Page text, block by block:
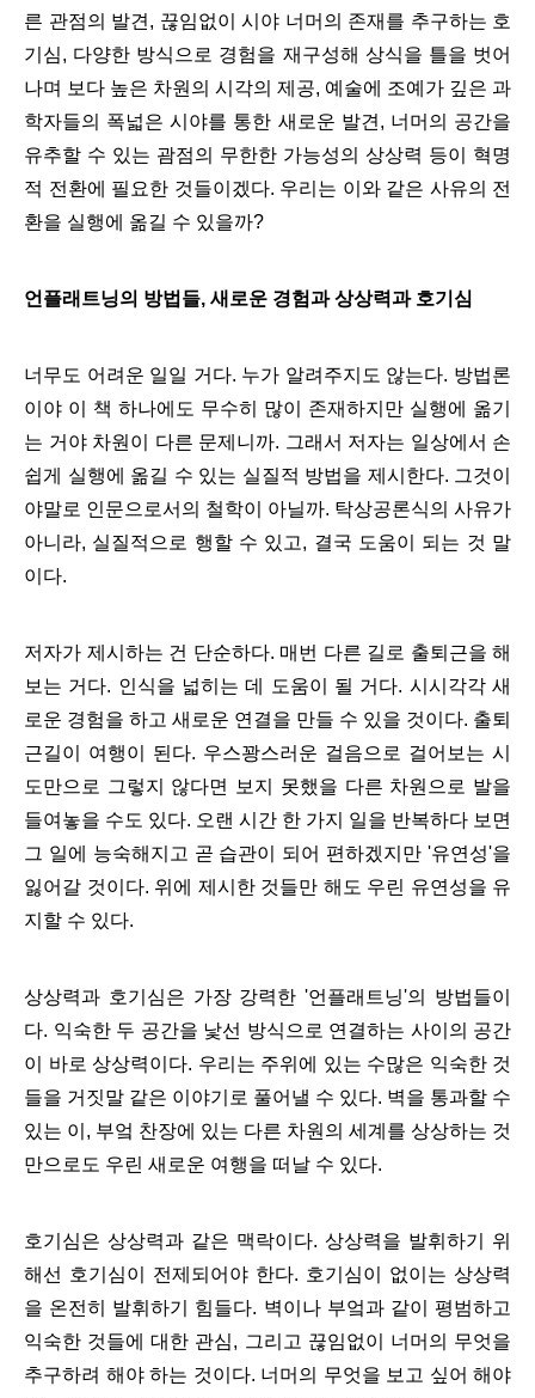
른 관점의 발견, 끊임없이 시야 너머의 존재를 추구하는 호
기심, 다양한 방식으로 경험을 재구성해 상식을 틀을 벗어
나며 보다 높은 차원의 시각의 제공, 예술에 조예가 깊은 과
학자들의 폭넓은 시야를 통한 새로운 발견, 너머의 공간을
유추할 수 있는 괌점의 무한한 가능성의 상상력 등이 혁명
적 전환에 필요한 것들이겠다. 우리는 이와 같은 사유의 전
환을 실행에 옮길 수 있을까?
언플래트닝의 방법들, 새로운 경험과 상상력과 호기심
너무도 어려운 일일 거다. 누가 알려주지도 않는다. 방법론
이야 이 책 하나에도 무수히 많이 존재하지만 실행에 옮기
는 거야 차원이 다른 문제니까. 그래서 저자는 일상에서 손
쉽게 실행에 옮길 수 있는 실질적 방법을 제시한다. 그것이
야말로 인문으로서의 철학이 아닐까. 탁상공론식의 사유가
아니라, 실질적으로 행할 수 있고, 결국 도움이 되는 것 말
이다.
저자가 제시하는 건 단순하다. 매번 다른 길로 출퇴근을 해
보는 거다. 인식을 넓히는 데 도움이 될 거다. 시시각각 새
로운 경험을 하고 새로운 연결을 만들 수 있을 것이다. 출퇴
근길이 여행이 된다. 우스꽝스러운 걸음으로 걸어보는 시
도만으로 그렇지 않다면 보지 못했을 다른 차원으로 발을
들여놓을 수도 있다. 오랜 시간 한 가지 일을 반복하다 보면
그 일에 능숙해지고 곧 습관이 되어 편하겠지만 '유연성'을
잃어갈 것이다. 위에 제시한 것들만 해도 우린 유연성을 유
지할 수 있다.
상상력과 호기심은 가장 강력한 '언플래트닝'의 방법들이
다. 익숙한 두 공간을 낯선 방식으로 연결하는 사이의 공간
이 바로 상상력이다. 우리는 주위에 있는 수많은 익숙한 것
들을 거짓말 같은 이야기로 풀어낼 수 있다. 벽을 통과할 수
있는 이, 부엌 찬장에 있는 다른 차원의 세계를 상상하는 것
만으로도 우린 새로운 여행을 떠날 수 있다.
호기심은 상상력과 같은 맥락이다. 상상력을 발휘하기 위
해선 호기심이 전제되어야 한다. 호기심이 없이는 상상력
을 온전히 발휘하기 힘들다. 벽이나 부엌과 같이 평범하고
익숙한 것들에 대한 관심, 그리고 끊임없이 너머의 무엇을
추구하려 해야 하는 것이다. 너머의 무엇을 보고 싶어 해야